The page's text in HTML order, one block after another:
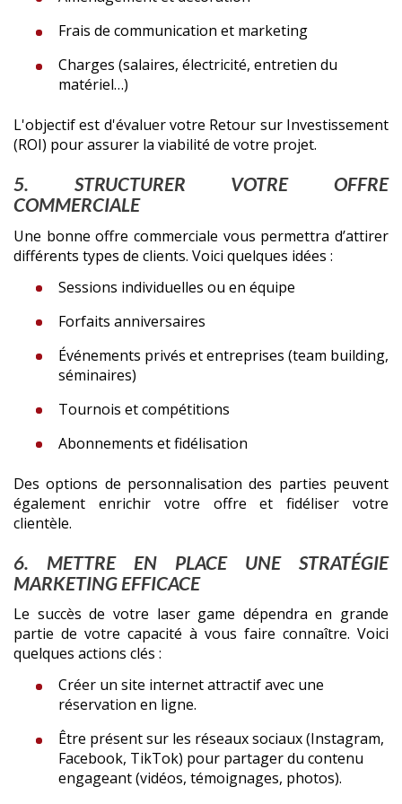
Frais de communication et marketing
Charges (salaires, électricité, entretien du
matériel…)
L'objectif est d'évaluer votre Retour sur Investissement
(ROI) pour assurer la viabilité de votre projet.
5. STRUCTURER VOTRE OFFRE
COMMERCIALE
Une bonne offre commerciale vous permettra d’attirer
différents types de clients. Voici quelques idées :
Sessions individuelles ou en équipe
Forfaits anniversaires
Événements privés et entreprises (team building,
séminaires)
Tournois et compétitions
Abonnements et fidélisation
Des options de personnalisation des parties peuvent
également enrichir votre offre et fidéliser votre
clientèle.
6. METTRE EN PLACE UNE STRATÉGIE
MARKETING EFFICACE
Le succès de votre laser game dépendra en grande
partie de votre capacité à vous faire connaître. Voici
quelques actions clés :
Créer un site internet attractif avec une
réservation en ligne.
Être présent sur les réseaux sociaux (Instagram,
Facebook, TikTok) pour partager du contenu
engageant (vidéos, témoignages, photos).